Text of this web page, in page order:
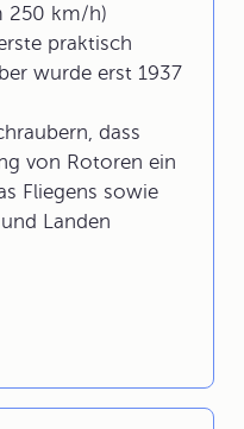
250 km/h)
praktisch
wurde erst 1937
dass
von Rotoren ein
Fliegens sowie
Landen